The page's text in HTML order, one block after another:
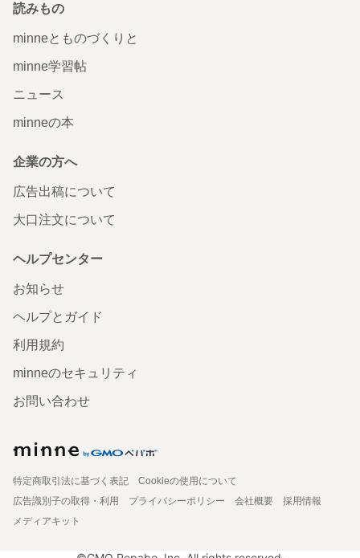
読みもの
minneとものづくりと
minne学習帖
ニュース
minneの本
企業の方へ
広告出稿について
大口注文について
ヘルプセンター
お知らせ
ヘルプとガイド
利用規約
minneのセキュリティ
お問い合わせ
特定商取引法に基づく表記
Cookieの使用について
広告識別子の取得・利用
プライバシーポリシー 会社概要
採用情報
メディアキット